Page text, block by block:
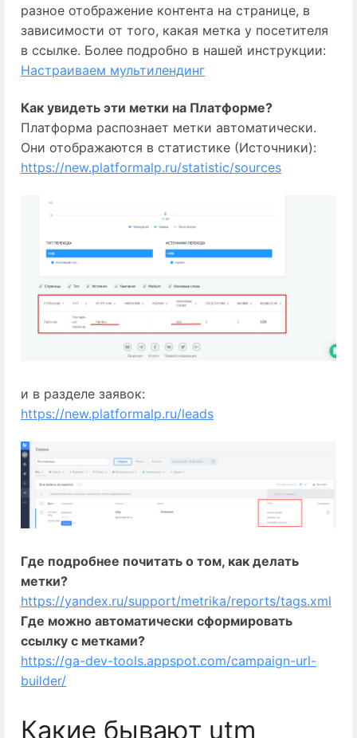
разное отображение контента на странице, в
зависимости от того, какая метка у посетителя
в ссылке. Более подробно в нашей инструкции:
Настраиваем мультилендинг
Как увидеть эти метки на Платформе?
Платформа распознает метки автоматически.
Они отображаются в статистике (Источники):
https://new.platformalp.ru/statistic/sources
и в разделе заявок:
https://new.platformalp.ru/leads
Где подробнее почитать о том, как делать
метки?
https://yandex.ru/support/metrika/reports/tags.xml
Где можно автоматически сформировать
ссылку с метками?
https://ga-dev-tools.appspot.com/campaign-url-
builder/
Какие бывают utm